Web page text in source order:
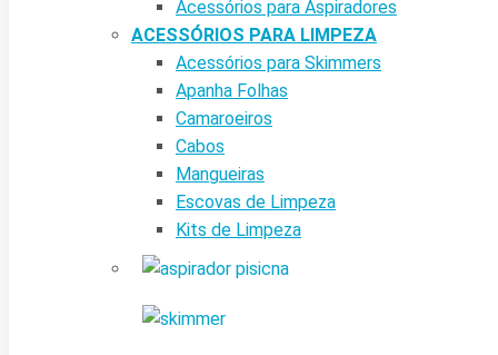
Acessórios para Aspiradores
ACESSÓRIOS PARA LIMPEZA
Acessórios para Skimmers
Apanha Folhas
Camaroeiros
Cabos
Mangueiras
Escovas de Limpeza
Kits de Limpeza